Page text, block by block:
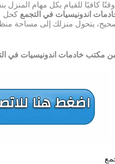
كافيًا للقيام بكل مهام
اندونيسيات في التجمع كحل
يتحول منزلك إلى مساحة